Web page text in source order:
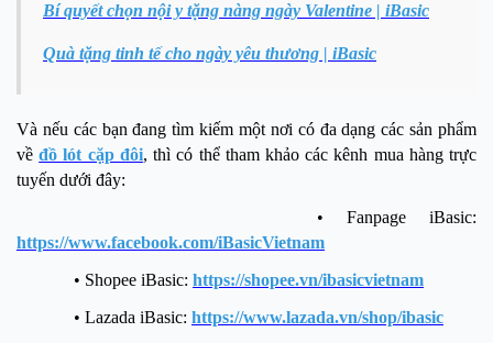
Bí quyết chọn nội y tặng nàng ngày Valentine | iBasic
Quà tặng tinh tế cho ngày yêu thương | iBasic
Và nếu các bạn đang tìm kiếm một nơi có đa dạng các sản phẩm
vềđồ lót cặp đôi, thì có thể tham khảo các kênh mua hàng trực
tuyến dưới đây:
• Fanpage iBasic:
https://www.facebook.com/iBasicVietnam
• Shopee iBasic: https://shopee.vn/ibasicvietnam
• Lazada iBasic: https://www.lazada.vn/shop/ibasic